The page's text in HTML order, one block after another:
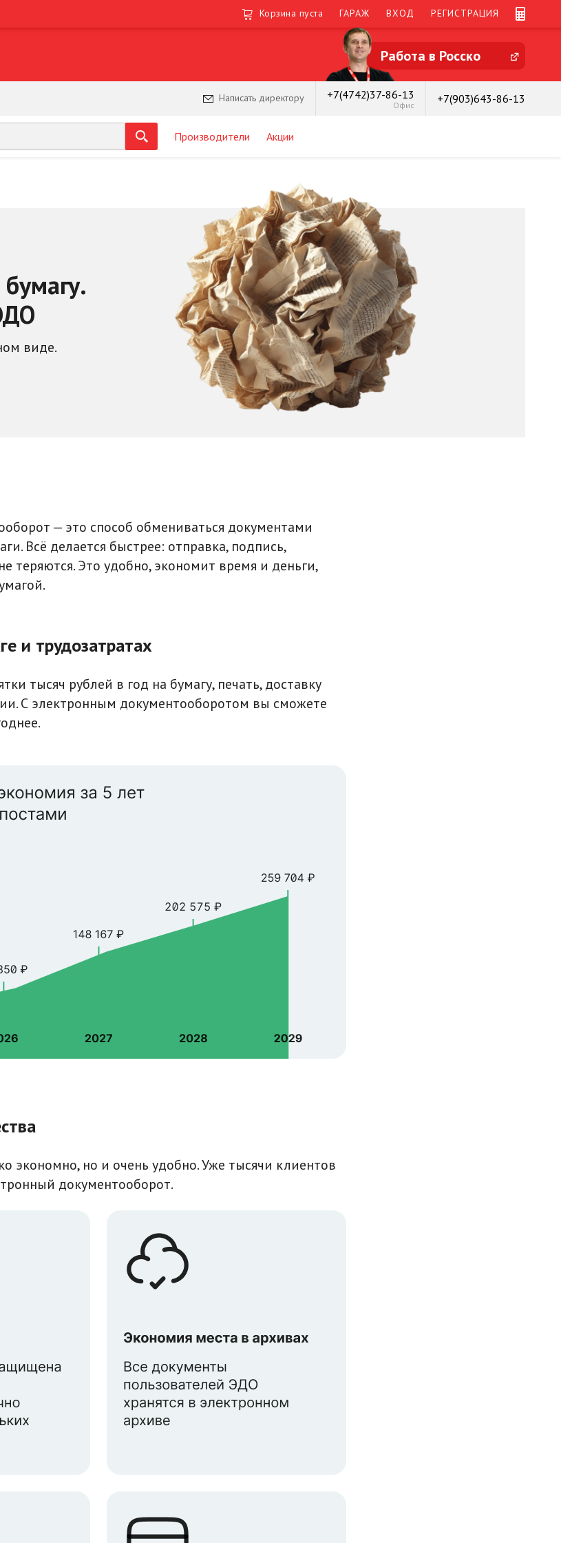
Корзина пуста ГАРАЖ ВХОД РЕГИСТРАЦИЯ
Работа в Росско
Написать директору +7(4742)37-86-13
Офис +7(903)643-86-13
Производители Акции
виде.
— это способ обмениваться документами
Всё делается быстрее: отправка, подпись,
теряются. Это удобно, экономит время и деньги,
и трудозатратах
тысяч рублей в год на бумагу, печать, доставку
С электронным документооборотом вы сможете
экономно, но и очень удобно. Уже тысячи клиентов
документооборот.